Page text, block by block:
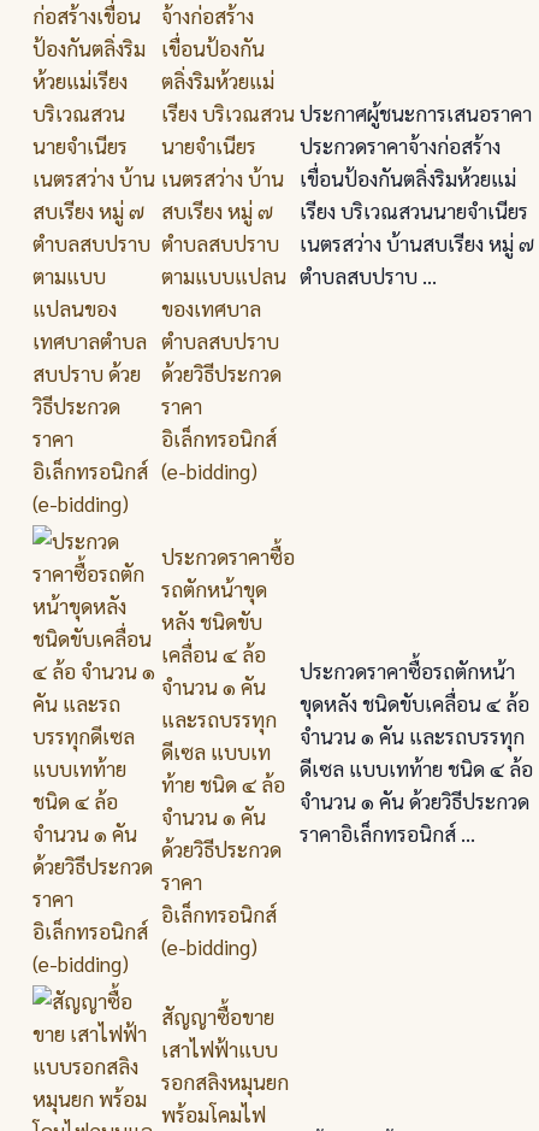
จ้างก่อสร้าง
เขื่อนป้องกัน
ตลิ่งริมห้วยแม่
เรียง บริเวณสวน
นายจำเนียร
เนตรสว่าง บ้าน
สบเรียง หมู่ ๗
ตำบลสบปราบ
ตามแบบแปลน
ของเทศบาล
ตำบลสบปราบ
ด้วยวิธีประกวด
ราคา
อิเล็กทรอนิกส์
(e-bidding)
ประกาศผู้ชนะการเสนอราคา
ประกวดราคาจ้างก่อสร้าง
เขื่อนป้องกันตลิ่งริมห้วยแม่
เรียง บริเวณสวนนายจำเนียร
เนตรสว่าง บ้านสบเรียง หมู่ ๗
ตำบลสบปราบ ...
ประกวดราคาซื้อ
รถตักหน้าขุด
หลัง ชนิดขับ
เคลื่อน ๔ ล้อ
จำนวน ๑ คัน
และรถบรรทุก
ดีเซล แบบเท
ท้าย ชนิด ๔ ล้อ
จำนวน ๑ คัน
ด้วยวิธีประกวด
ราคา
อิเล็กทรอนิกส์
(e-bidding)
ประกวดราคาซื้อรถตักหน้า
ขุดหลัง ชนิดขับเคลื่อน ๔ ล้อ
จำนวน ๑ คัน และรถบรรทุก
ดีเซล แบบเทท้าย ชนิด ๔ ล้อ
จำนวน ๑ คัน ด้วยวิธีประกวด
ราคาอิเล็กทรอนิกส์ ...
สัญญาซื้อขาย
เสาไฟฟ้าแบบ
รอกสลิงหมุนยก
พร้อมโคมไฟ